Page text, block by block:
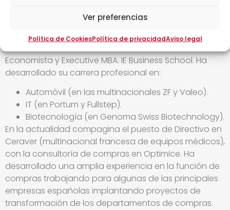
Ver preferencias
Política de CookiesPolítica de privacidadAviso legal
LUIS VEGA
Economista y Executive MBA. IE Business School. Ha
desarrollado su carrera profesional en:
Automóvil (en las multinacionales ZF y Valeo).
IT (en Portum y Fullstep).
Biotecnología (en Genoma Swiss Biotechnology).
En la actualidad compagina el puesto de Directivo en
Ceraver (multinacional francesa de equipos médicos),
con la consultoría de compras en Optimice. Ha
desarrollado una amplia experiencia en la función de
compras trabajando para algunas de las principales
empresas españolas implantando proyectos de
transformación de los departamentos de compras.